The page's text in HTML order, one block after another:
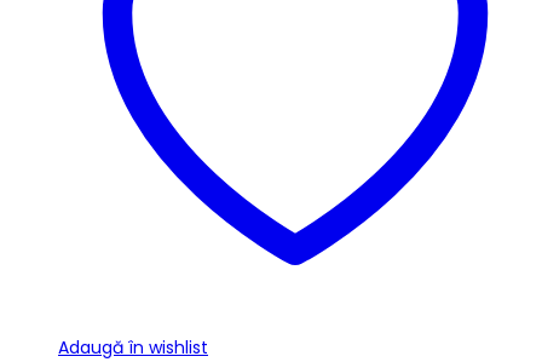
Adaugă în wishlist